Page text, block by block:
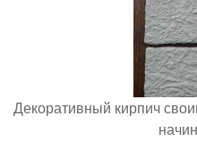
Декоративный кирпич